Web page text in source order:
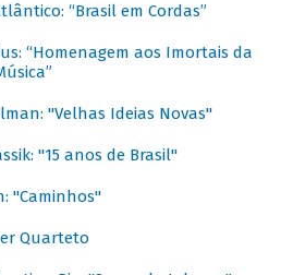
“Brasil em Cordas”
“Homenagem aos Imortais da
"Velhas Ideias Novas"
"15 anos de Brasil"
"Caminhos"
Quarteto